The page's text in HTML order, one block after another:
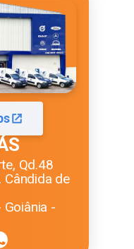
Qd.48
Cândida de
-